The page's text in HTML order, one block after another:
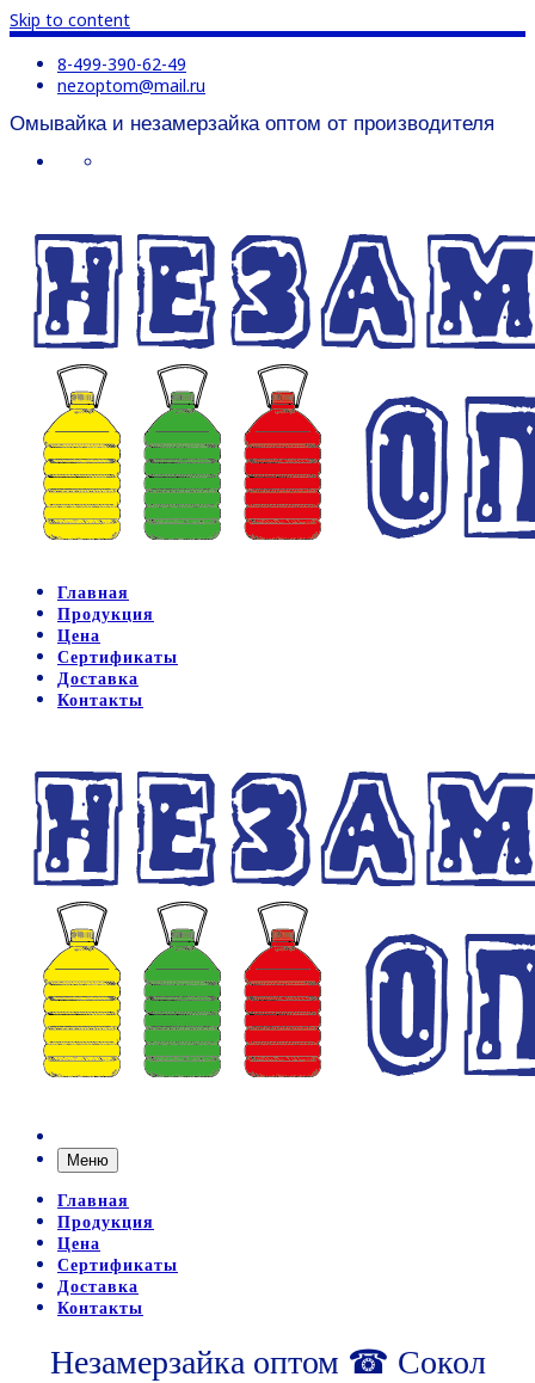
Skip to content
8-499-390-62-49
nezoptom@mail.ru
Омывайка и незамерзайка оптом от производителя
Главная
Продукция
Цена
Сертификаты
Доставка
Контакты
Меню
Главная
Продукция
Цена
Сертификаты
Доставка
Контакты
Незамерзайка оптом ☎ Сокол